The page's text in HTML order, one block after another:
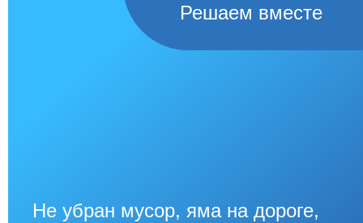
Решаем вместе
Не убран мусор, яма на дороге,